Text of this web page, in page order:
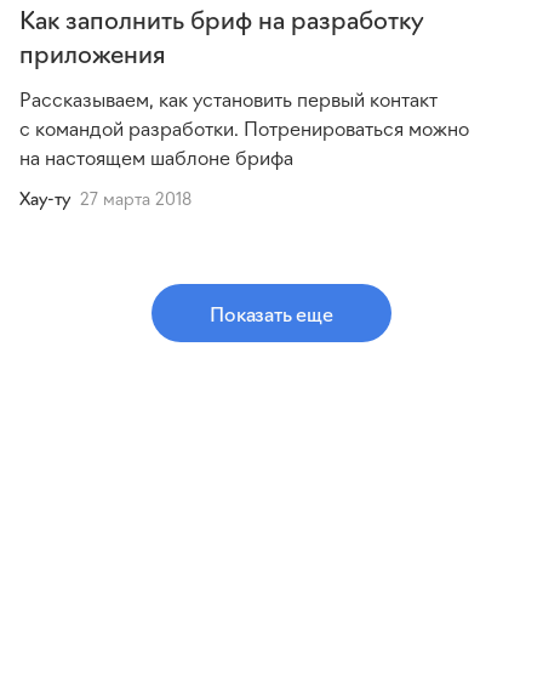
Как заполнить бриф на разработку
приложения
Рассказываем, как установить первый контакт
с командой разработки. Потренироваться можно
на настоящем шаблоне брифа
Хау-ту 27 марта 2018
Показать еще